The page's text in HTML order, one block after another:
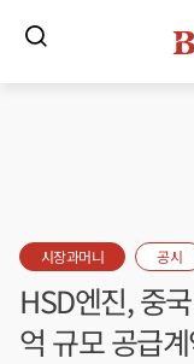
시장과머니 공시
HSD엔진, 중
억 규모 공급